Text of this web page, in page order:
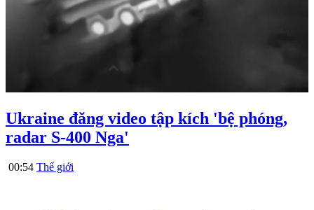
Ukraine đăng video tập kích 'bệ phóng,
radar S-400 Nga'
00:54 Thế giới